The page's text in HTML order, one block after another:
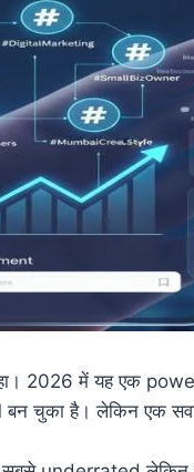
2026 में यह एक
बन चुका है। लेकिन एक